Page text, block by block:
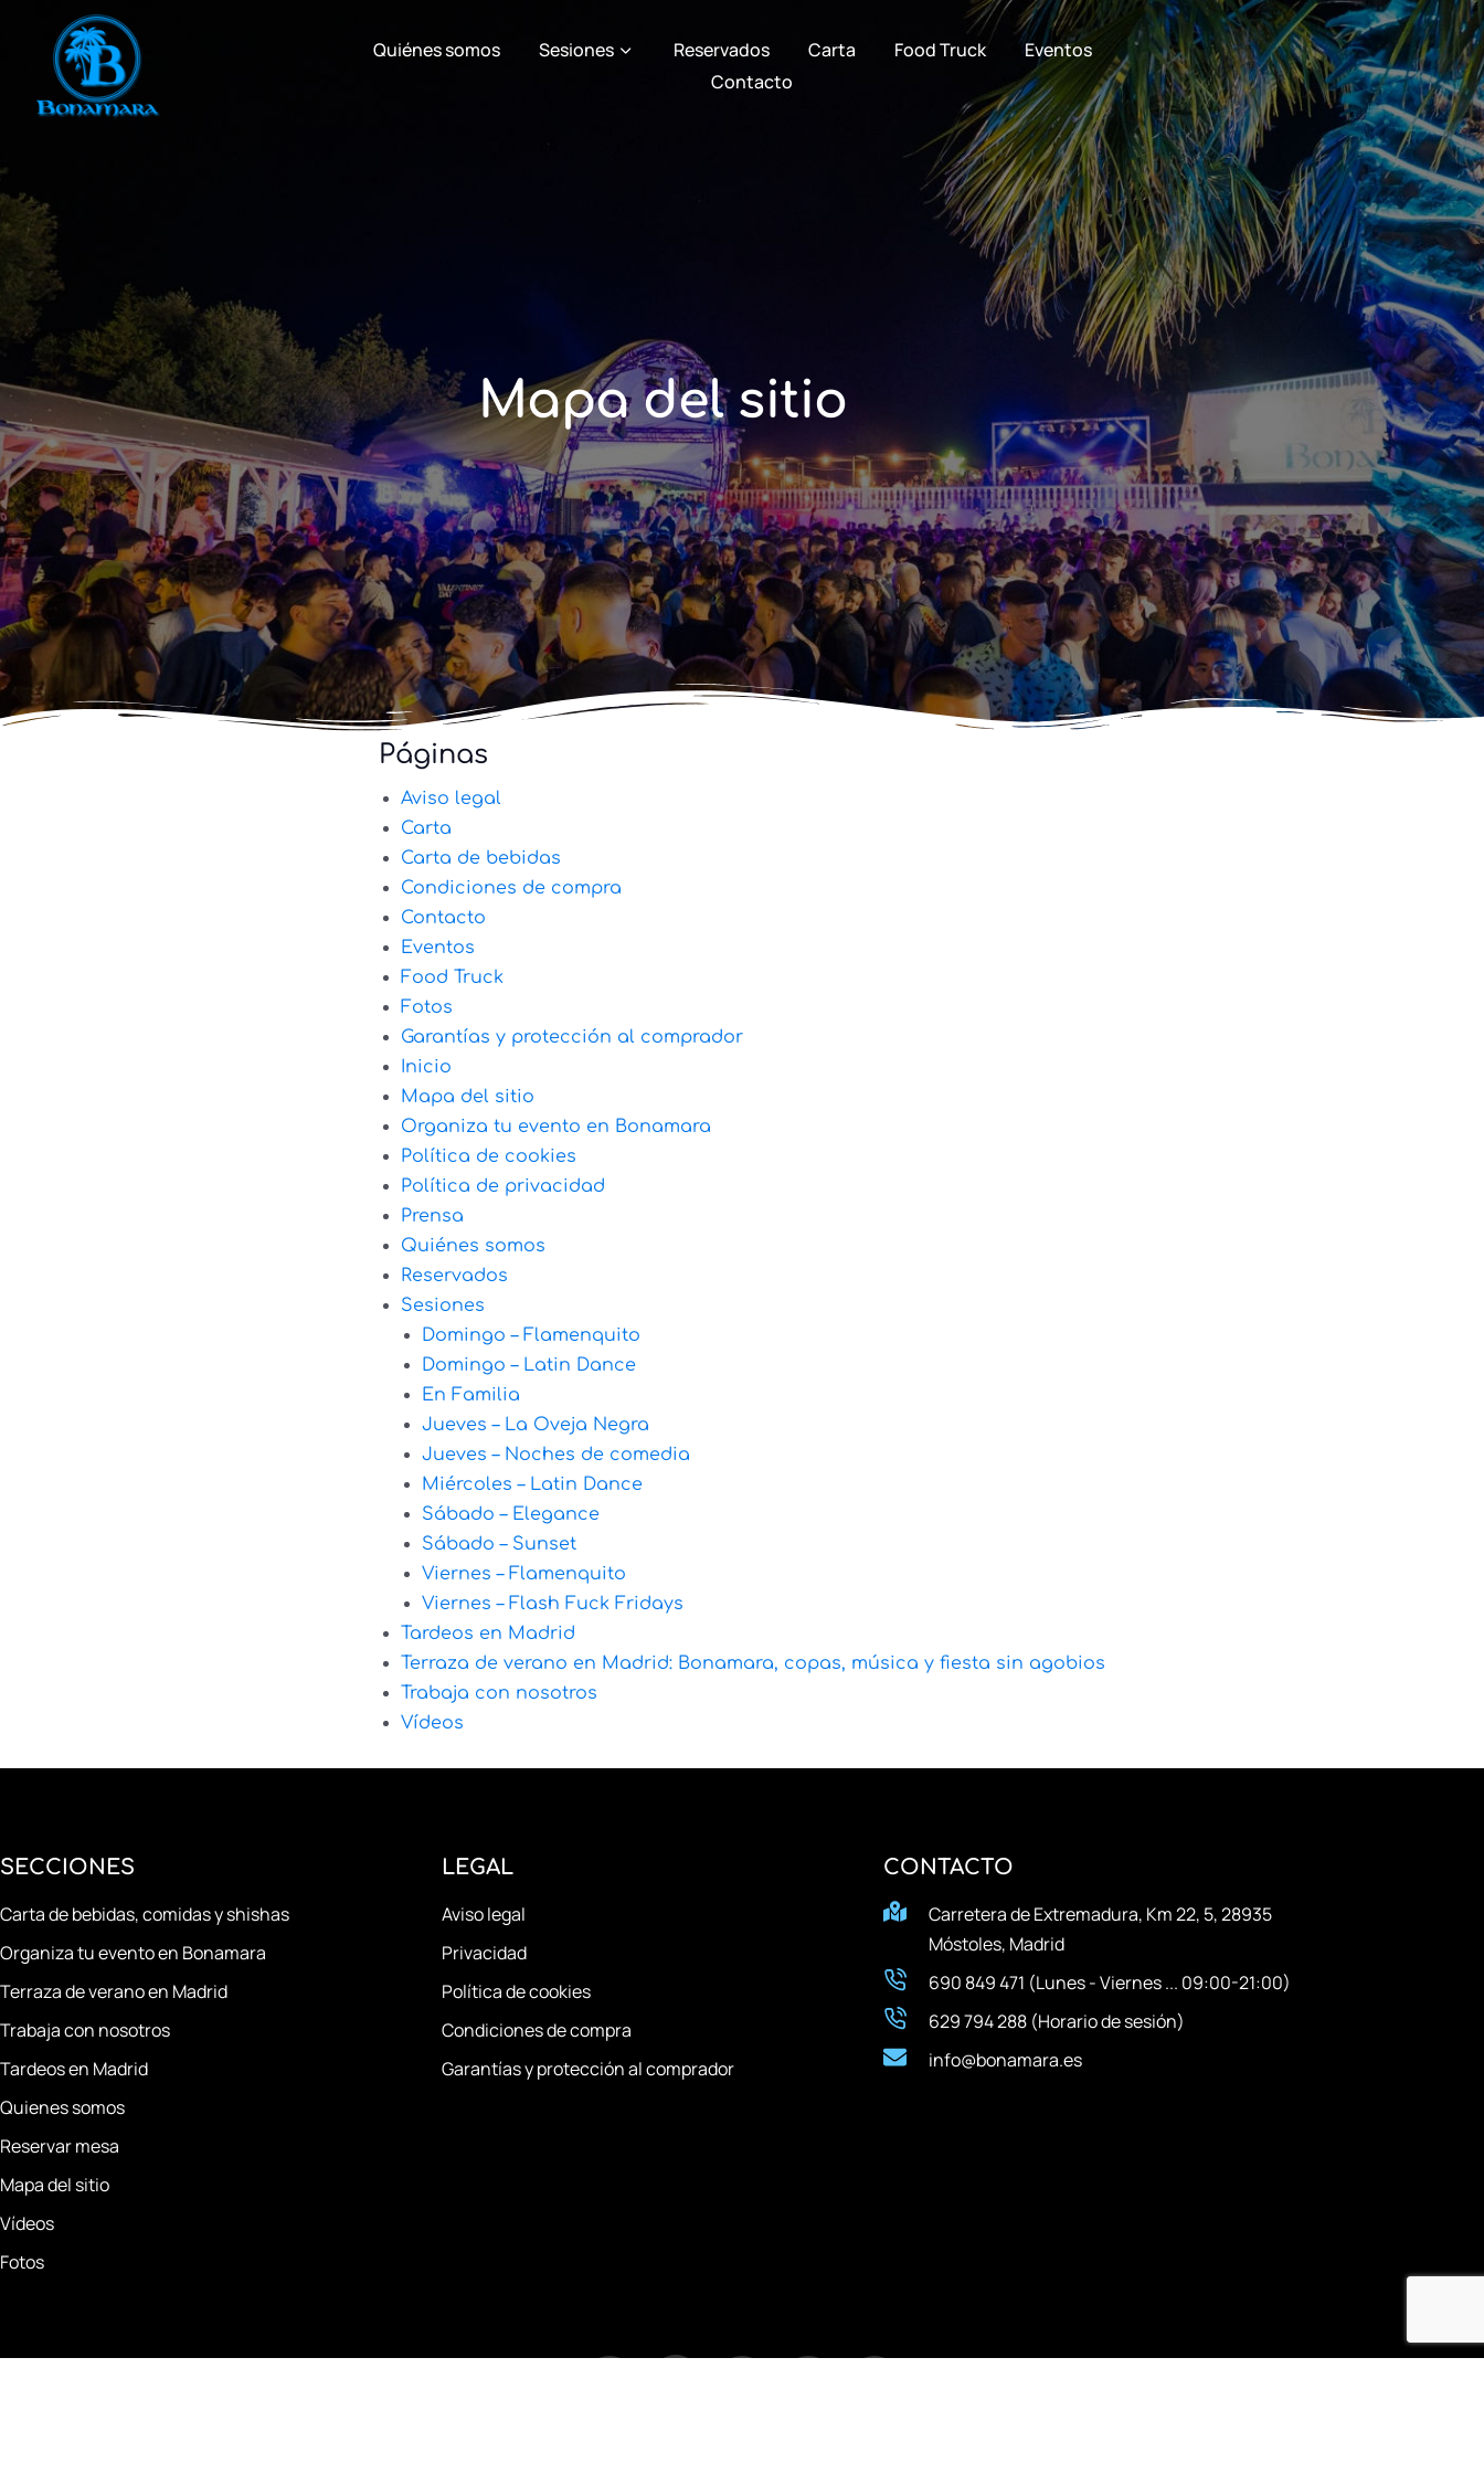
Quiénes somos Sesiones Reservados Carta Food Truck
Eventos
Contacto
Mapa del sitio
Páginas
Aviso legal
Carta
Carta de bebidas
Condiciones de compra
Contacto
Eventos
Food Truck
Fotos
Garantías y protección al comprador
Inicio
Mapa del sitio
Organiza tu evento en Bonamara
Política de cookies
Política de privacidad
Prensa
Quiénes somos
Reservados
Sesiones
Domingo – Flamenquito
Domingo – Latin Dance
En Familia
Jueves – La Oveja Negra
Jueves – Noches de comedia
Miércoles – Latin Dance
Sábado – Elegance
Sábado – Sunset
Viernes – Flamenquito
Viernes – Flash Fuck Fridays
Tardeos en Madrid
Terraza de verano en Madrid: Bonamara, copas, música y fiesta sin agobios
Trabaja con nosotros
Vídeos
SECCIONES
Carta de bebidas, comidas y shishas
Organiza tu evento en Bonamara
Terraza de verano en Madrid
Trabaja con nosotros
Tardeos en Madrid
Quienes somos
Reservar mesa
Mapa del sitio
Vídeos
Fotos
LEGAL
Aviso legal
Privacidad
Política de cookies
Condiciones de compra
Garantías y protección al comprador
CONTACTO
Carretera de Extremadura, Km 22, 5, 28935
Móstoles, Madrid
690 849 471 (Lunes - Viernes ... 09:00-21:00)
629 794 288 (Horario de sesión)
info@bonamara.es